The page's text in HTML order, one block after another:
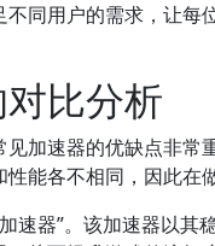
同用户的需求，让
比分析
加速器的优缺点非常
能各不相同，因此在
速器”。该加速器以